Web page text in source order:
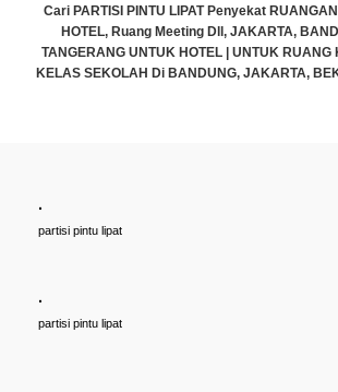
HOTEL, Ruang Meeting Dll, JAKARTA,
.
partisi pintu lipat
.
partisi pintu lipat